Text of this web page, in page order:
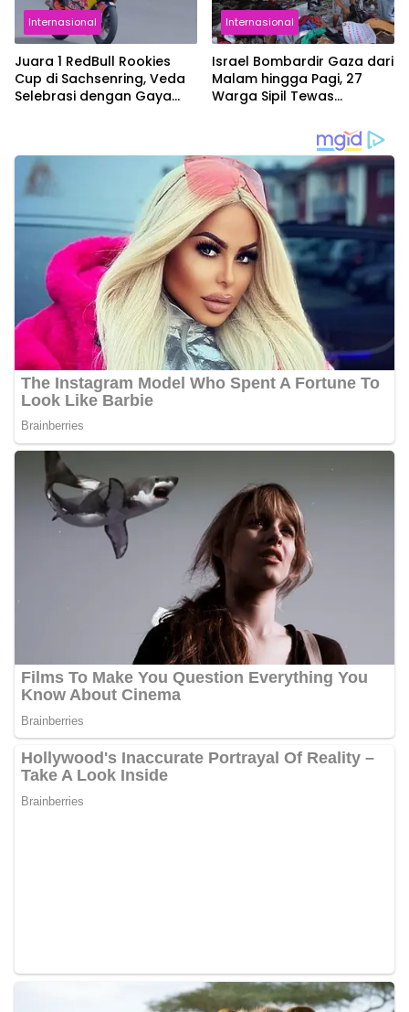
Internasional
Juara 1 RedBull Rookies
Cup di Sachsenring, Veda
Selebrasi dengan Gaya
Internasional
Israel Bombardir Gaza dari
Malam hingga Pagi, 27
Warga Sipil Tewas